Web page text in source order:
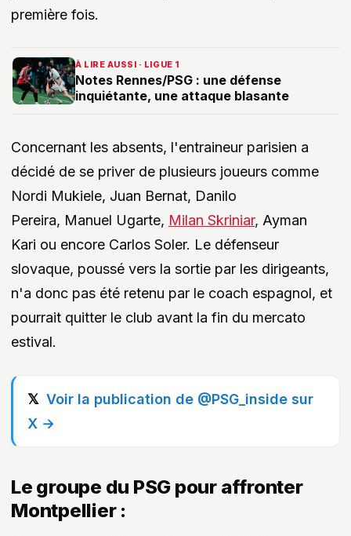
première fois.
À LIRE AUSSI · LIGUE 1
Notes Rennes/PSG : une défense
inquiétante, une attaque blasante
Concernant les absents, l'entraineur parisien a
décidé de se priver de plusieurs joueurs comme
Nordi Mukiele, Juan Bernat, Danilo
Pereira, Manuel Ugarte, Milan Skriniar, Ayman
Kari ou encore Carlos Soler. Le défenseur
slovaque, poussé vers la sortie par les dirigeants,
n'a donc pas été retenu par le coach espagnol, et
pourrait quitter le club avant la fin du mercato
estival.
Voir la publication de @PSG_inside sur
X →
Le groupe du PSG pour affronter
Montpellier :